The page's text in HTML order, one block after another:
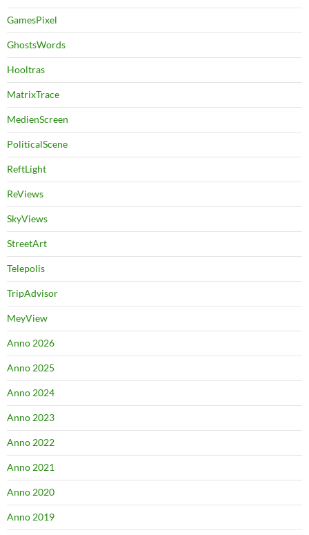
GamesPixel
GhostsWords
Hooltras
MatrixTrace
MedienScreen
PoliticalScene
ReftLight
ReViews
SkyViews
StreetArt
Telepolis
TripAdvisor
MeyView
Anno 2026
Anno 2025
Anno 2024
Anno 2023
Anno 2022
Anno 2021
Anno 2020
Anno 2019